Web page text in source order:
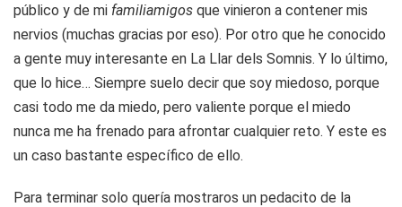
público y de mi familiamigos que vinieron a contener mis
nervios (muchas gracias por eso). Por otro que he conocido
a gente muy interesante en La Llar dels Somnis. Y lo último,
que lo hice… Siempre suelo decir que soy miedoso, porque
casi todo me da miedo, pero valiente porque el miedo
nunca me ha frenado para afrontar cualquier reto. Y este es
un caso bastante específico de ello.
Para terminar solo quería mostraros un pedacito de la